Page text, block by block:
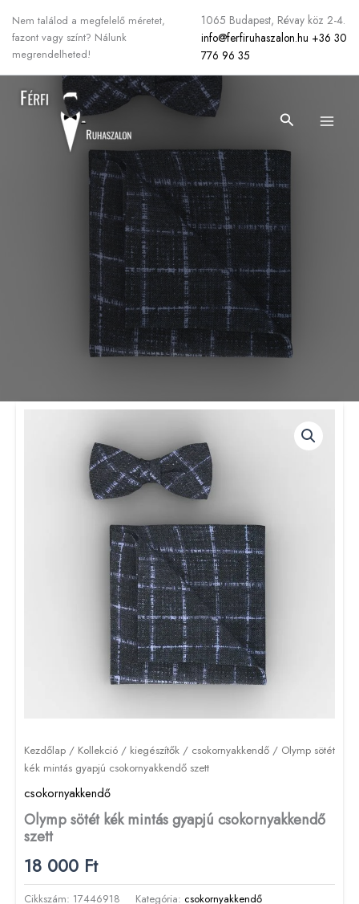
Nem találod a megfelelő méretet,
fazont vagy színt? Nálunk
megrendelheted!
1065 Budapest, Révay köz 2-4.
info@ferfiruhaszalon.hu +36 30
776 96 35
Search
Kezdőlap / Kollekció / kiegészítők / csokornyakkendő / Olymp sötét
kék mintás gyapjú csokornyakkendő szett
csokornyakkendő
Olymp sötét kék mintás gyapjú csokornyakkendő
szett
18 000 Ft
Cikkszám: 17446918 Kategória: csokornyakkendő